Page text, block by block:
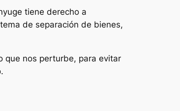
tiene derecho a
de separación de bienes,
que nos perturbe, para evitar